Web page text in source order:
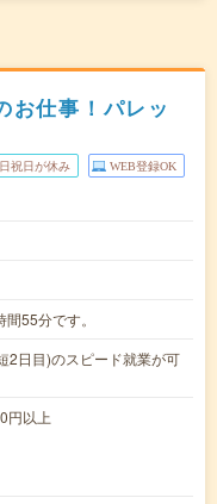
お仕事！パレッ
祝日が休み WEB登録OK
55分です。
2日目)のスピード就業が可
円以上